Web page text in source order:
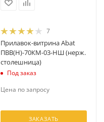
7
Прилавок-витрина Abat
ПВВ(Н)-70КМ-03-НШ (нерж.
столешница)
Под заказ
Цена по запросу
ЗАКАЗАТЬ